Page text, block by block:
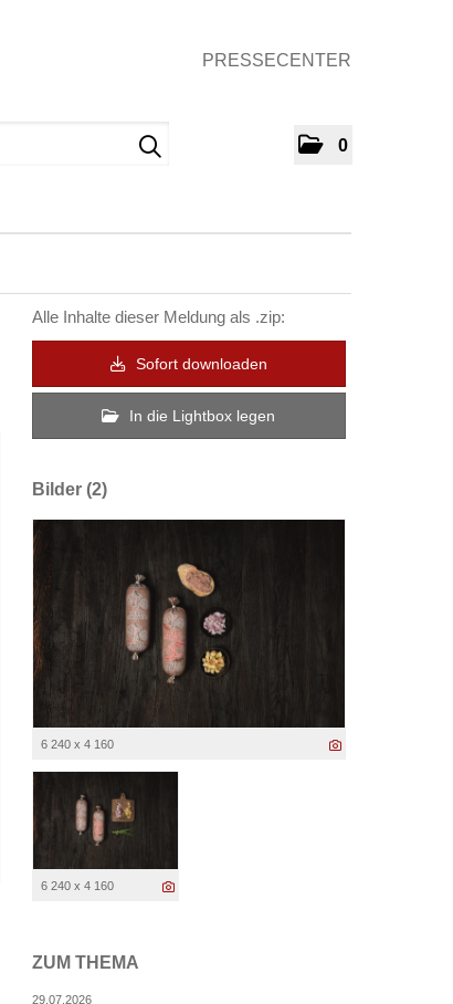
PRESSECENTER
0
Alle Inhalte dieser Meldung als .zip:
Sofort downloaden
In die Lightbox legen
Bilder (2)
6 240 x 4 160
6 240 x 4 160
ZUM THEMA
29.07.2026